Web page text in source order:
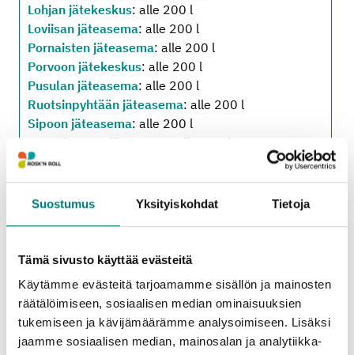
Suostumus Yksityiskohdat Tietoja
Tämä sivusto käyttää evästeitä
Käytämme evästeitä tarjoamamme sisällön ja mainosten
räätälöimiseen, sosiaalisen median ominaisuuksien
tukemiseen ja kävijämäärämme analysoimiseen. Lisäksi
jaamme sosiaalisen median, mainosalan ja analytiikka-
Lohjan jätekeskus: alle 200 l
Loviisan jäteasema: alle 200 l
Pornaisten jäteasema: alle 200 l
Porvoon jätekeskus: alle 200 l
Pusulan jäteasema: alle 200 l
Ruotsinpyhtään jäteasema: alle 200 l
Sipoon jäteasema: alle 200 l
Tammisaaren jäteasema
: alle 200 l
Vihdin jäteasema
Oheiset hinta- ja määrärajoitustiedot koskevat
pienkuormia. (Alv 25,5 %.)
Kotitalouksien suurkuormien sekä yritysten
pien- ja suurkuormien hinta- ja
määrärajoitustiedot löytyvät erillisiltä